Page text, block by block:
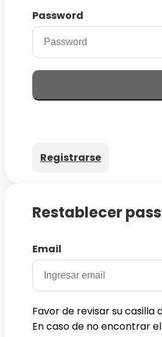
Password
Registrarse
Restablecer
Email
Favor de revisar su
En caso de no encontrar